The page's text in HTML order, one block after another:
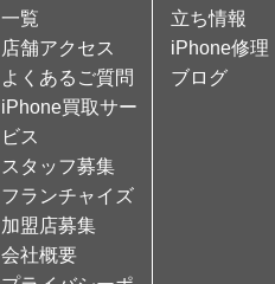
一覧
店舗アクセス
よくあるご質問
iPhone買取サー
ビス
スタッフ募集
フランチャイズ
加盟店募集
会社概要
立ち情報
iPhone修理
ブログ